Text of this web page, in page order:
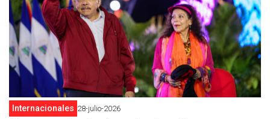
Internacionales 28-julio-2026